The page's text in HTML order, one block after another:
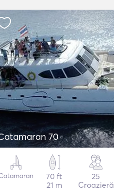
70
70 ft
21 m
25
Croazieră